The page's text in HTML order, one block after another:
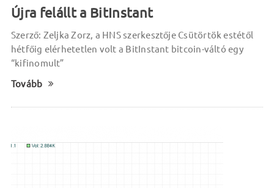
Újra felállt a BitInstant
Szerző: Zeljka Zorz, a HNS szerkesztője Csütörtök estétől
hétfőig elérhetetlen volt a BitInstant bitcoin-váltó egy
“kifinomult”
Tovább